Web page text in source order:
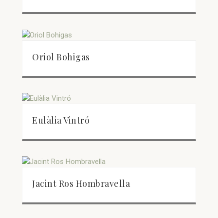
Oriol Bohigas
Eulàlia Vintró
Jacint Ros Hombravella